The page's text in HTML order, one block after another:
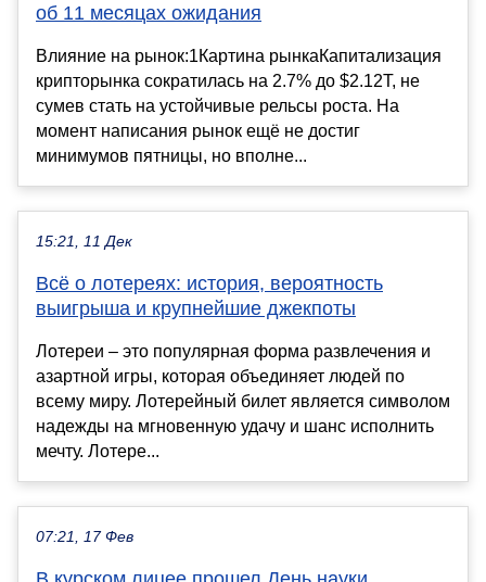
об 11 месяцах ожидания
Влияние на рынок:1Картина рынкаКапитализация
крипторынка сократилась на 2.7% до $2.12T, не
сумев стать на устойчивые рельсы роста. На
момент написания рынок ещё не достиг
минимумов пятницы, но вполне...
15:21, 11 Дек
Всё о лотереях: история, вероятность
выигрыша и крупнейшие джекпоты
Лотереи – это популярная форма развлечения и
азартной игры, которая объединяет людей по
всему миру. Лотерейный билет является символом
надежды на мгновенную удачу и шанс исполнить
мечту. Лотере...
07:21, 17 Фев